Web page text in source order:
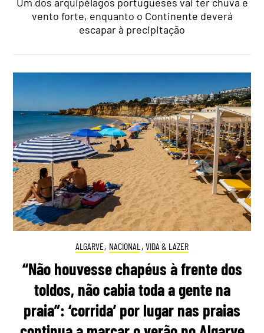
vento forte, enquanto o Continente deverá
escapar à precipitação
ALGARVE, NACIONAL , VIDA & LAZER
“Não houvesse chapéus à frente dos
toldos, não cabia toda a gente na
praia”: ‘corrida’ por lugar nas praias